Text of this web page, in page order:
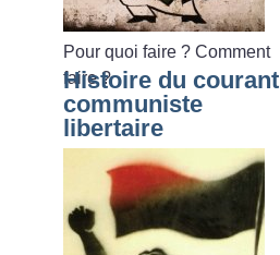
Pour quoi faire ? Comment
faire ?
Histoire du courant
communiste
libertaire